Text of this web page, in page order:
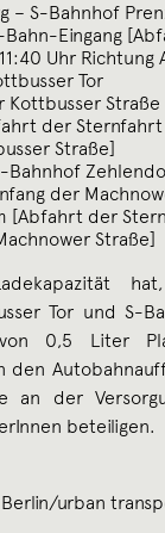
– S-Bahnhof
Bahn-Eingang
Uhr Richtung
Tor
Kottbusser
der Sternfahrt
Straße]
Bahnhof
der
[Abfahrt der
Straße]
Tor und S-
0,5 Liter
den
an der
beteiligen.
Berlin/urban